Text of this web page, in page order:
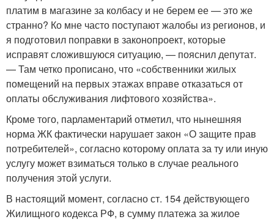
платим в магазине за колбасу и не берем ее — это же
странно? Ко мне часто поступают жалобы из регионов, и
я подготовил поправки в законопроект, которые
исправят сложившуюся ситуацию, — пояснил депутат.
— Там четко прописано, что «собственники жилых
помещений на первых этажах вправе отказаться от
оплаты обслуживания лифтового хозяйства».
Кроме того, парламентарий отметил, что нынешняя
норма ЖК фактически нарушает закон «О защите прав
потребителей», согласно которому оплата за ту или иную
услугу может взиматься только в случае реального
получения этой услуги.
В настоящий момент, согласно ст. 154 действующего
Жилищного кодекса РФ, в сумму платежа за жилое